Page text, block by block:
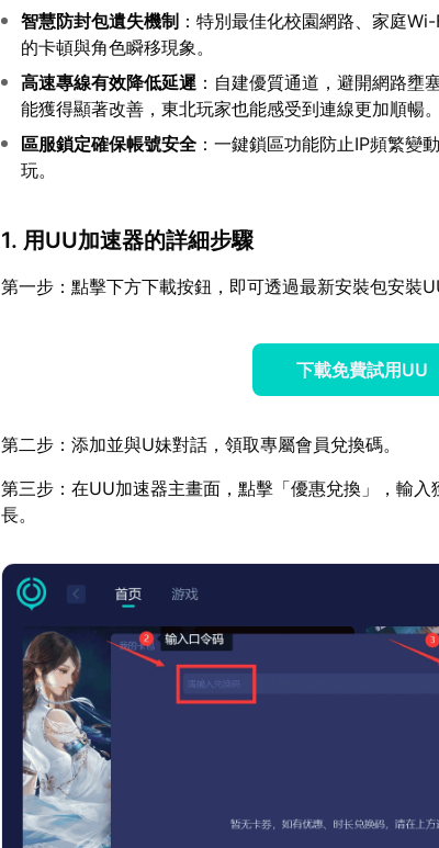
智慧防封包遺失機制 ：特別最佳化校園網路、家庭
的卡頓與角色瞬移現象。
高速專線有效降低延遲 ：自建優質通道，避開網路壅
能獲得顯著改善，東北玩家也能感受到連線更加順暢。
區服鎖定確保帳號安全 ：一鍵鎖區功能防止IP頻繁變
玩。
1. 用UU加速器的詳細步驟
第一步：點擊下方下載按鈕，即可透過最新安裝包安裝
下載免費試用UU
第二步：添加並與U妹對話，領取專屬會員兌換碼。
第三步：在UU加速器主畫面，點擊「優惠兌換」，輸
長。